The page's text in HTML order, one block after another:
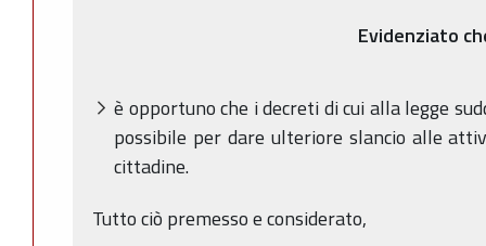
Evidenziato
è opportuno che i decreti di cui alla legge
possibile per dare ulteriore slancio alle
cittadine.
Tutto ciò premesso e considerato,